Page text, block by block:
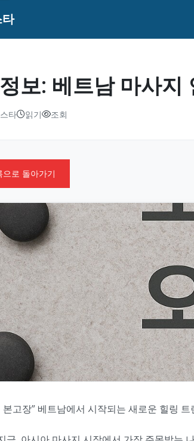
보: 베트남 마사지
타 읽기 조회
으로 돌아가기
고장” 베트남에서 시작되는 새로운 힐링 트